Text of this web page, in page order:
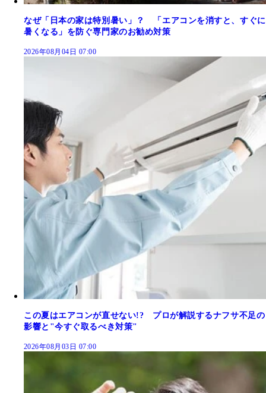
なぜ「日本の家は特別暑い」？ 「エアコンを消すと、すぐに
暑くなる」を防ぐ専門家のお勧め対策
2026年08月04日 07:00
この夏はエアコンが直せない!? プロが解説するナフサ不足の
影響と"今すぐ取るべき対策"
2026年08月03日 07:00